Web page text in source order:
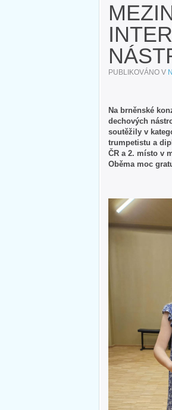
PUBLIKOVÁNO V
Na brněnské
dechových
soutěžily v
trumpetistu a
ČR a 2. místo v
Oběma moc